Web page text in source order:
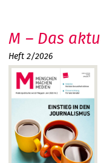
M – Das
Heft 2/2026